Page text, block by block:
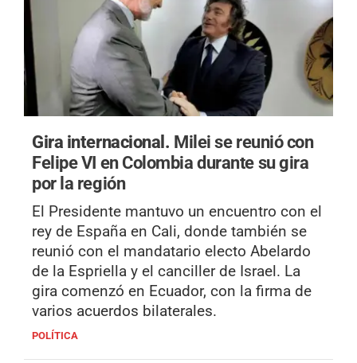
Gira internacional. Milei se reunió con
Felipe VI en Colombia durante su gira
por la región
El Presidente mantuvo un encuentro con el
rey de España en Cali, donde también se
reunió con el mandatario electo Abelardo
de la Espriella y el canciller de Israel. La
gira comenzó en Ecuador, con la firma de
varios acuerdos bilaterales.
POLÍTICA